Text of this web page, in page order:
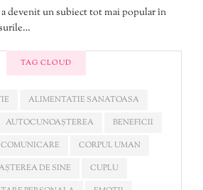
devenit un subiect tot mai popular în
TAG CLOUD
ALIMENTATIE SANATOASA
AUTOCUNOAȘTEREA
BENEFICII
COMUNICARE
CORPUL UMAN
DE SINE
CUPLU